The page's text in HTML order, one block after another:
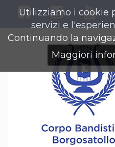
Utilizziamo i cookie
servizi e
Continuando la
Maggiori